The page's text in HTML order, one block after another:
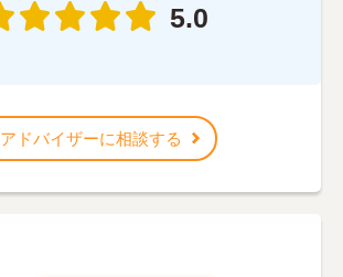
5.0
アドバイザーに相談する